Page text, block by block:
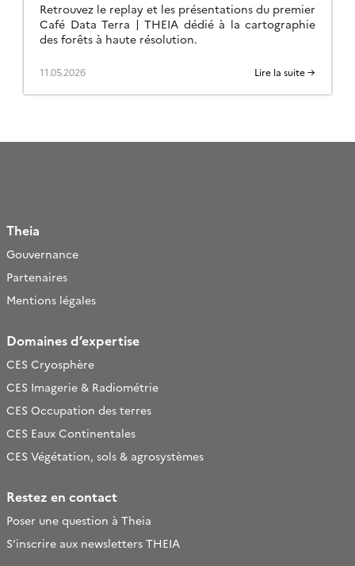
Retrouvez le replay et les présentations du premier
Café Data Terra | THEIA dédié à la cartographie
des forêts à haute résolution.
11.05.2026 Lire la suite →
Theia
Gouvernance
Partenaires
Mentions légales
Domaines d’expertise
CES Cryosphère
CES Imagerie & Radiométrie
CES Occupation des terres
CES Eaux Continentales
CES Végétation, sols & agrosystèmes
Restez en contact
Poser une question à Theia
S’inscrire aux newsletters THEIA